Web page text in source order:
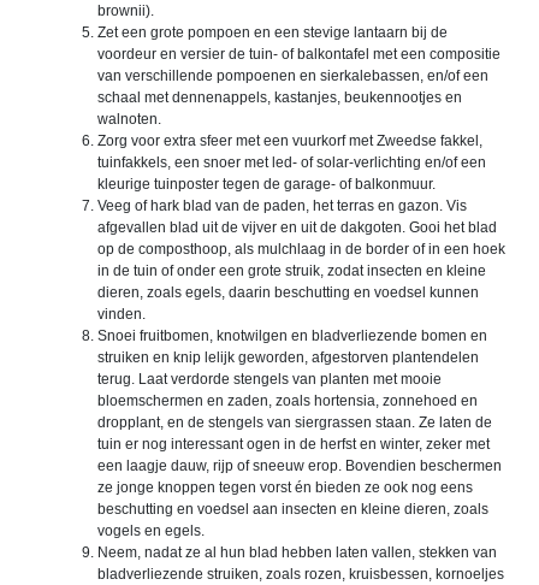
brownii).
Zet een grote pompoen en een stevige lantaarn bij de
voordeur en versier de tuin- of balkontafel met een compositie
van verschillende pompoenen en sierkalebassen, en/of een
schaal met dennenappels, kastanjes, beukennootjes en
walnoten.
Zorg voor extra sfeer met een vuurkorf met Zweedse fakkel,
tuinfakkels, een snoer met led- of solar-verlichting en/of een
kleurige tuinposter tegen de garage- of balkonmuur.
Veeg of hark blad van de paden, het terras en gazon. Vis
afgevallen blad uit de vijver en uit de dakgoten. Gooi het blad
op de composthoop, als mulchlaag in de border of in een hoek
in de tuin of onder een grote struik, zodat insecten en kleine
dieren, zoals egels, daarin beschutting en voedsel kunnen
vinden.
Snoei fruitbomen, knotwilgen en bladverliezende bomen en
struiken en knip lelijk geworden, afgestorven plantendelen
terug. Laat verdorde stengels van planten met mooie
bloemschermen en zaden, zoals hortensia, zonnehoed en
dropplant, en de stengels van siergrassen staan. Ze laten de
tuin er nog interessant ogen in de herfst en winter, zeker met
een laagje dauw, rijp of sneeuw erop. Bovendien beschermen
ze jonge knoppen tegen vorst én bieden ze ook nog eens
beschutting en voedsel aan insecten en kleine dieren, zoals
vogels en egels.
Neem, nadat ze al hun blad hebben laten vallen, stekken van
bladverliezende struiken, zoals rozen, kruisbessen, kornoeljes